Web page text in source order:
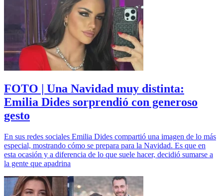
FOTO | Una Navidad muy distinta:
Emilia Dides sorprendió con generoso
gesto
En sus redes sociales Emilia Dides compartió una imagen de lo más
especial, mostrando cómo se prepara para la Navidad. Es que en
esta ocasión y a diferencia de lo que suele hacer, decidió sumarse a
la gente que apadrina